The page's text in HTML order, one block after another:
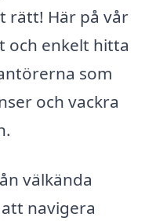
rätt! Här på vår
och enkelt hitta
som
och vackra
välkända
navigera